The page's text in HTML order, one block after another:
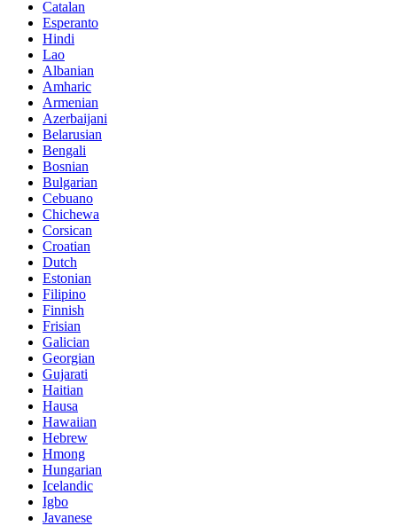
Catalan
Esperanto
Hindi
Lao
Albanian
Amharic
Armenian
Azerbaijani
Belarusian
Bengali
Bosnian
Bulgarian
Cebuano
Chichewa
Corsican
Croatian
Dutch
Estonian
Filipino
Finnish
Frisian
Galician
Georgian
Gujarati
Haitian
Hausa
Hawaiian
Hebrew
Hmong
Hungarian
Icelandic
Igbo
Javanese